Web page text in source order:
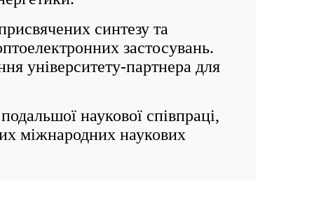
синтезу та
застосувань.
університету-партнера для
наукової співпраці,
міжнародних наукових